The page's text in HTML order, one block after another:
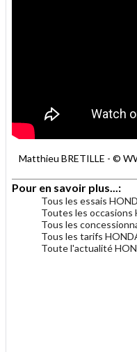
Matthieu BRETILLE - ©
Pour en savoir plus...:
Tous les essais
Toutes les occasions
Tous les
Tous les tarifs
Toute l'actualité